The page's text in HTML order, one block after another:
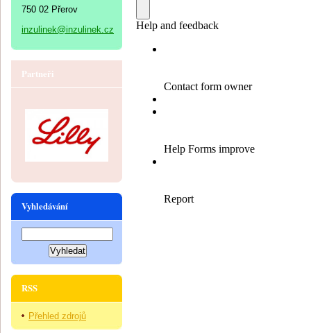
750 02 Přerov
inzulinek@inzulinek.cz
Partneři
Vyhledávání
RSS
Přehled zdrojů